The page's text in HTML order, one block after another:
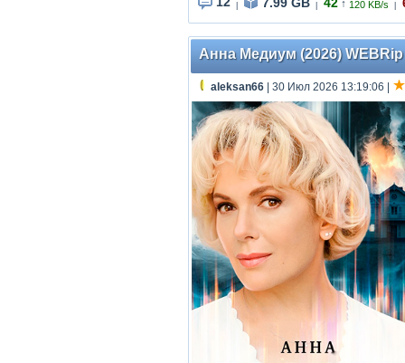
↑ 120 KB/s
Анна Медиум (2026) WEBRip
aleksan66 | 30 Июл 2026 13:19:06